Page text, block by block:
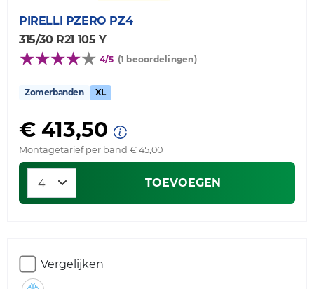
PIRELLI
PZERO PZ4
315/30 R21 105 Y
4/5 (1 beoordelingen)
Zomerbanden XL
€ 413,50
Montagetarief per band € 45,00
TOEVOEGEN
Vergelijken